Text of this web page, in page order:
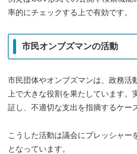
率的にチェックする上で有効です。
市民オンブズマンの活動
市民団体やオンブズマンは、政務活
上で大きな役割を果たしています。
証し、不適切な支出を指摘するケー
こうした活動は議会にプレッシャー
となっています。